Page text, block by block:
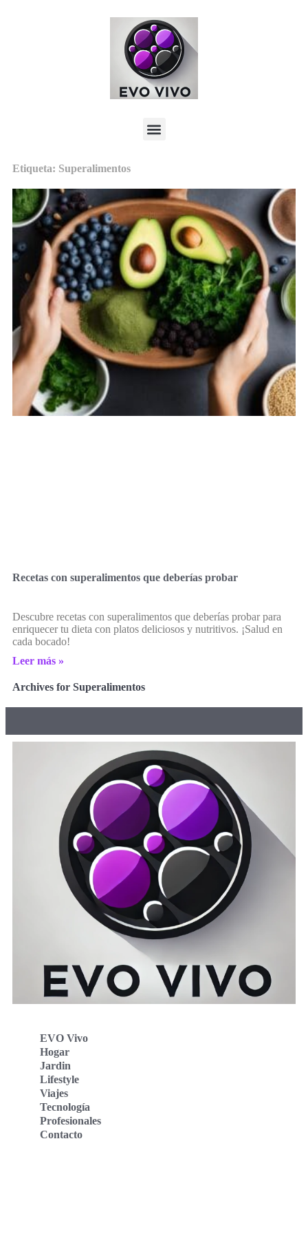
Etiqueta: Superalimentos
Recetas con superalimentos que deberías probar
Descubre recetas con superalimentos que deberías probar para
enriquecer tu dieta con platos deliciosos y nutritivos. ¡Salud en
cada bocado!
Leer más »
Archives for Superalimentos
EVO Vivo
Hogar
Jardin
Lifestyle
Viajes
Tecnología
Profesionales
Contacto